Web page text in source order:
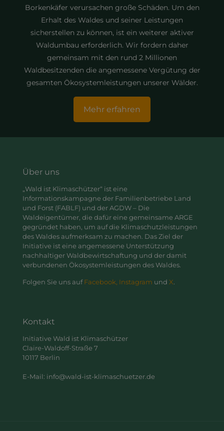
Borkenkäfer verursachen große Schäden. Um den
Erhalt des Waldes und seiner Leistungen
sicherstellen zu können, ist ein weiterer aktiver
Waldumbau erforderlich. Wir fordern daher
gemeinsam mit den rund 2 Millionen
Waldbesitzenden die angemessene Vergütung der
gesamten Ökosystemleistungen unserer Wälder.
Mehr erfahren
Über uns
„Wald ist Klimaschützer“ ist eine
Informationskampagne der Familienbetriebe Land
und Forst (FABLF) und der AGDW – Die
Waldeigentümer, die dafür eine gemeinsame ARGE
gegründet haben, um auf die Klimaschutzleistungen
des Waldes aufmerksam zu machen. Das Ziel der
Initiative ist eine angemessene Unterstützung
nachhaltiger Waldbewirtschaftung und der damit
verbundenen Ökosystemleistungen des Waldes.
Folgen Sie uns aufFacebook, Instagram und X.
Kontakt
Initiative Wald ist Klimaschützer
Claire-Waldoff-Straße 7
10117 Berlin
E-Mail: info@wald-ist-klimaschuetzer.de